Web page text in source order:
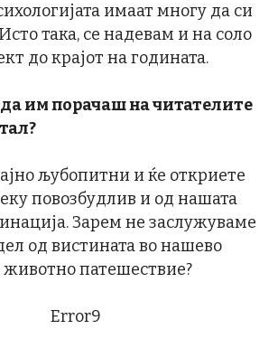
имаат многу да си
така, се надевам и на соло
до крајот на годината.
им порачаш на читателите
љубопитни и ќе откриете
повозбудлив и од нашата
Зарем не заслужуваме
од вистината во нашево
животно патешествие?
Error9